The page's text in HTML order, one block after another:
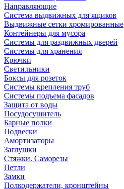
Направляющие
Система выдвижных для ящиков
Выдвижные сетки хромированные
Контейнеры для мусора
Системы для раздвижных дверей
Системы для хранения
Крючки
Светильники
Боксы для розеток
Системы крепления труб
Системы подъема фасадов
Защита от воды
Посудосушитель
Барные полки
Подвески
Амортизаторы
Заглушки
Стяжки. Саморезы
Петли
Замки
Полкодержатели, кронштейны